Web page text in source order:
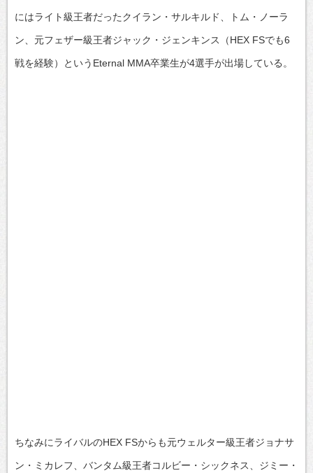
にはライト級王者だったクイラン・サルキルド、トム・ノーラ
ン、元フェザー級王者ジャック・ジェンキンス（HEX FSでも6
戦を経験）というEternal MMA卒業生が4選手が出場している。
ちなみにライバルのHEX FSからも元ウェルター級王者ジョナサ
ン・ミカレフ、バンタム級王者コルビー・シックネス、ジミー・